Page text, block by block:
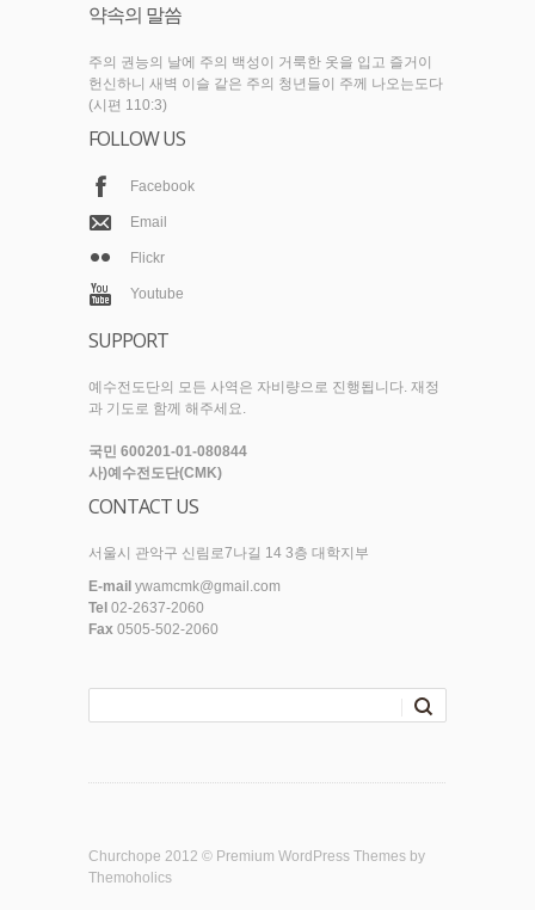
약속의 말씀
주의 권능의 날에 주의 백성이 거룩한 옷을 입고 즐거이
헌신하니 새벽 이슬 같은 주의 청년들이 주께 나오는도다
(시편 110:3)
FOLLOW US
Facebook
Email
Flickr
Youtube
SUPPORT
예수전도단의 모든 사역은 자비량으로 진행됩니다. 재정
과 기도로 함께 해주세요.
국민 600201-01-080844
사)예수전도단(CMK)
CONTACT US
서울시 관악구 신림로7나길 14 3층 대학지부
E-mail ywamcmk@gmail.com
Tel 02-2637-2060
Fax 0505-502-2060
Churchope 2012 © Premium WordPress Themes by
Themoholics